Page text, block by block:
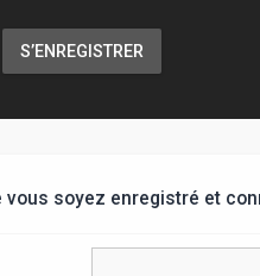
S’ENREGISTRER
vous soyez enregistré et